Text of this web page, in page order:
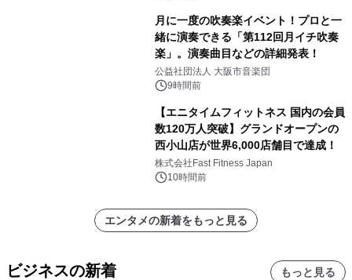
月に一度の吹奏楽イベント！プロと一
緒に演奏できる「第112回月イチ吹奏
楽」。演奏曲目などの詳細発表！
公益社団法人 大阪市音楽団
9時間前
【エニタイムフィットネス 国内の会員
数120万人突破】グランドオープンの
西小山店が世界6,000店舗目で達成！
株式会社Fast Fitness Japan
10時間前
エンタメの新着をもっと見る
ビジネスの新着 もっと見る